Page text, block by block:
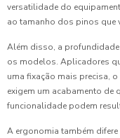
versatilidade do
ao tamanho dos pinos que
Além disso, a profundidade
os modelos. Aplicadores
uma fixação mais precisa,
exigem um acabamento
funcionalidade podem
A ergonomia também